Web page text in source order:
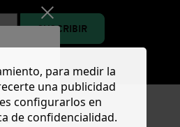
to
SUSCRIBIR
para medir la
una publicidad
configurarlos en
de confidencialidad.